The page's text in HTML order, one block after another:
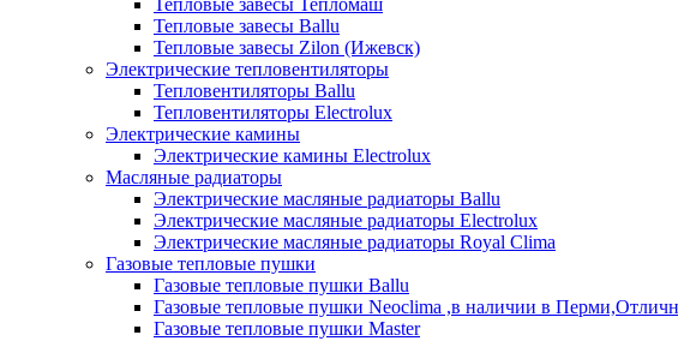
Тепловые завесы Тепломаш
Тепловые завесы Ballu
Тепловые завесы Zilon (Ижевск)
Электрические тепловентиляторы
Тепловентиляторы Ballu
Тепловентиляторы Electrolux
Электрические камины
Электрические камины Electrolux
Масляные радиаторы
Электрические масляные радиаторы Ballu
Электрические масляные радиаторы Electrolux
Электрические масляные радиаторы Royal Clima
Газовые тепловые пушки
Газовые тепловые пушки Ballu
Газовые тепловые пушки Neoclima ,в наличии в
Газовые тепловые пушки Master